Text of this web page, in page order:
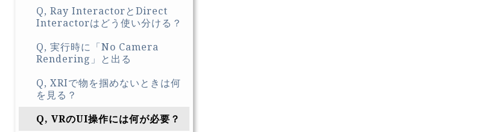
Q, Ray InteractorとDirect
Interactorはどう使い分ける？
Q, 実行時に「No Camera
Rendering」と出る
Q, XRIで物を掴めないときは何
を見る？
Q, VRのUI操作には何が必要？